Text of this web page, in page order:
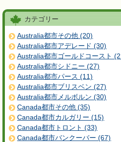
カテゴリー
Australia都市その他 (20)
Australia都市アデレード (30)
Australia都市ゴールドコースト
Australia都市シドニー (27)
Australia都市パース (11)
Australia都市ブリスベン (27)
Australia都市メルボルン (30)
Canada都市その他 (35)
Canada都市カルガリー (15)
Canada都市トロント (33)
Canada都市バンクーバー (67)